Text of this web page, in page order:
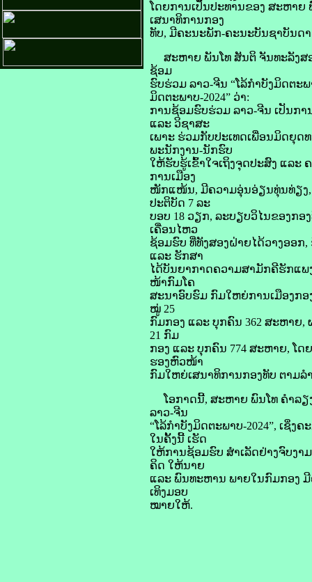
ໂດຍການເປັນປະທານຂອງ ສະຫາ
ເສນາທິການກອງ
ທັບ, ມີຄະນະພັກ-ຄະນະບັນຊາບັນດ
ສະຫາຍ ພັນໂທ ສັນຕິ ຈັນທະລັງສ
ຊ້ອມ
ຮົບຮ່ວມ ລາວ-ຈີນ “ໂລ້ກໍາບັງມິດຕະ
ມິດຕະພາບ-2024” ວ່າ:
ການຊ້ອມຮົບຮ່ວມ ລາວ-ຈີນ ເປັນກ
ແລະ ວິຊາສະ
ເພາະ ຮ່ວມກັບປະເທດເພື່ອນມິດຍຸດ
ພະນັກງານ-ນັກຮົບ
ໃຫ້ຮັບຮູ້ເຂົ້າໃຈເຖິງຈຸດປະສົງ ແລ
ການເມືອງ
ໜັກແໜ້ນ, ມີຄວາມອຸ່ນອ່ຽນທຸ່ນທ່ຽງ,
ປະຕິບັດ 7 ລະ
ບອບ 18 ວຽກ, ລະບຽບວິໄນຂອງກ
ເຄື່ອນໄຫວ
ຊ້ອມຮົບ ທີ່ທັງສອງຝ່າຍໄດ້ວາງອອ
ແລະ ຮັກສາ
ໄດ້ບັນຍາກາດຄວາມສາມັກຄີຮັກແ
ໜ້າກົມໂຄ
ສະນາອົບຮົມ ກົມໃຫຍ່ການເມືອງກ
ໝູ່ 25
ກົມກອງ ແລະ ບຸກຄົນ 362 ສະຫາຍ
21 ກົມ
ກອງ ແລະ ບຸກຄົນ 774 ສະຫາຍ, ໂ
ຮອງຫົວໜ້າ
ກົມໃຫຍ່ເສນາທິການກອງທັບ ຕາມລໍ
ໂອກາດນີ້, ສະຫາຍ ພົນໂທ ຄໍາລຽ
ລາວ-ຈີນ
“ໂລ້ກໍາບັງມິດຕະພາບ-2024”, ເຊິ່
ໃນຄັ້ງນີ້ ເຮັດ
ໃຫ້ການຊ້ອມຮົບ ສໍາເລັດຢ່າງຈົບງ
ຄິດ ໃຫ້ນາຍ
ແລະ ພົນທະຫານ ພາຍໃນກົມກອງ
ເທິງມອບ
ໝາຍໃຫ້.